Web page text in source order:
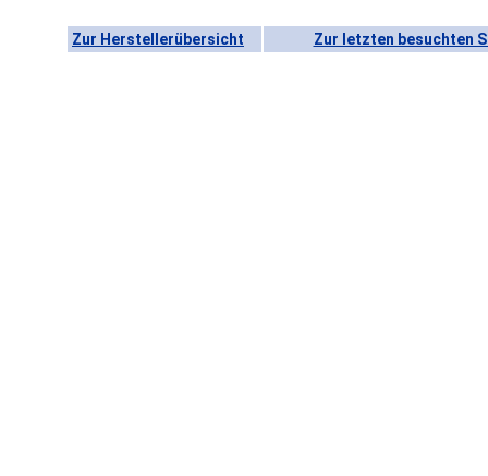
Zur Herstellerübersicht Zur letzten besuchten